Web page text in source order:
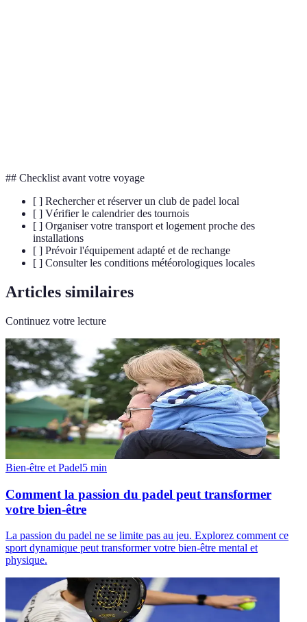
## Checklist avant votre voyage
[ ] Rechercher et réserver un club de padel local
[ ] Vérifier le calendrier des tournois
[ ] Organiser votre transport et logement proche des
installations
[ ] Prévoir l'équipement adapté et de rechange
[ ] Consulter les conditions météorologiques locales
Articles similaires
Continuez votre lecture
Bien-être et Padel5 min
Comment la passion du padel peut transformer
votre bien-être
La passion du padel ne se limite pas au jeu. Explorez comment ce
sport dynamique peut transformer votre bien-être mental et
physique.